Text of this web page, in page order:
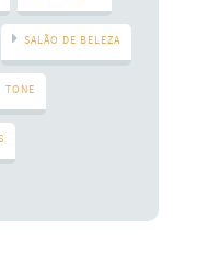
SALÃO DE BELEZA
TONE